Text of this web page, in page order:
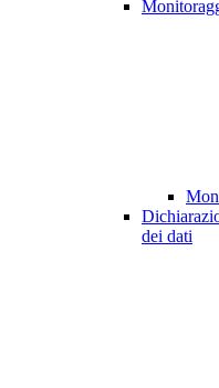
dei dati